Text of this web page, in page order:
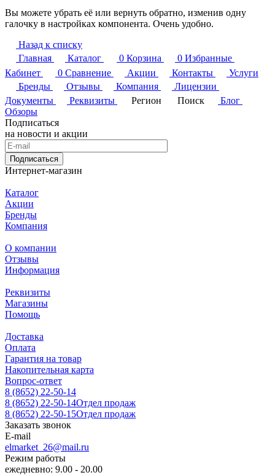
Вы можете убрать её или вернуть обратно, изменив одну
галочку в настройках компонента. Очень удобно.
Назад к списку
Главная
Каталог 0 Корзина 0 Избранные
Кабинет
0 Сравнение Акции Контакты
Услуги
Бренды
Отзывы Компания
Лицензии
Документы
Реквизиты Регион Поиск
Блог
Обзоры
Подписаться
на новости и акции
Подписаться
Интернет-магазин
Каталог
Акции
Бренды
Компания
О компании
Отзывы
Информация
Реквизиты
Магазины
Помощь
Доставка
Оплата
Гарантия на товар
Накопительная карта
Вопрос-ответ
8 (8652) 22-50-14
8 (8652) 22-50-14Отдел продаж
8 (8652) 22-50-15Отдел продаж
Заказать звонок
E-mail
elmarket_26@mail.ru
Режим работы
ежедневно: 9.00 - 20.00